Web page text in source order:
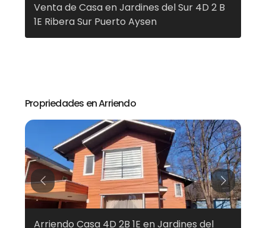
Venta de Casa en Jardines del Sur 4D 2 B
1E Ribera Sur Puerto Aysen
Propriedades en Arriendo
Arriendo Casa 4D 2B 1E en Jardines del
Previous Next